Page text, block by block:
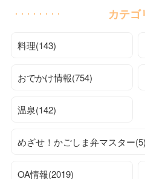
カテゴ
料理(143)
おでかけ情報(754)
温泉(142)
めざせ！かごしま弁マスター(5)
OA情報(2019)